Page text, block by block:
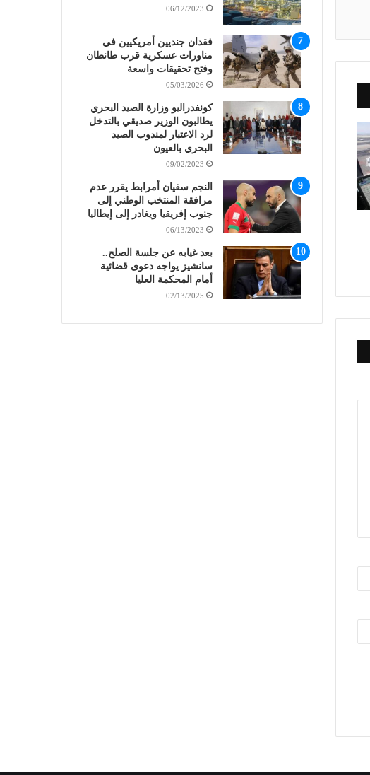
06/12/2023
فقدان جنديين أمريكيين في
مناورات عسكرية قرب طانطان
وفتح تحقيقات واسعة
05/03/2026
كونفدراليو وزارة الصيد البحري
يطالبون الوزير صديقي بالتدخل
لرد الاعتبار لمندوب الصيد
البحري بالعيون
09/02/2023
النجم سفيان أمرابط يقرر عدم
مرافقة المنتخب الوطني إلى
جنوب إفريقيا ويغادر إلى إيطاليا
06/13/2023
بعد غيابه عن جلسة الصلح..
سانشيز يواجه دعوى قضائية
أمام المحكمة العليا
02/13/2025